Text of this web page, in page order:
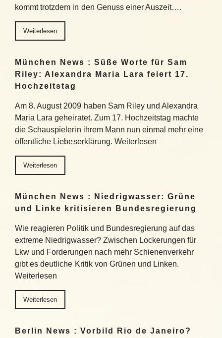
kommt trotzdem in den Genuss einer Auszeit….
Weiterlesen
München News : Süße Worte für Sam
Riley: Alexandra Maria Lara feiert 17.
Hochzeitstag
Am 8. August 2009 haben Sam Riley und Alexandra
Maria Lara geheiratet. Zum 17. Hochzeitstag machte
die Schauspielerin ihrem Mann nun einmal mehr eine
öffentliche Liebeserklärung. Weiterlesen
Weiterlesen
München News : Niedrigwasser: Grüne
und Linke kritisieren Bundesregierung
Wie reagieren Politik und Bundesregierung auf das
extreme Niedrigwasser? Zwischen Lockerungen für
Lkw und Forderungen nach mehr Schienenverkehr
gibt es deutliche Kritik von Grünen und Linken.
Weiterlesen
Weiterlesen
Berlin News : Vorbild Rio de Janeiro?